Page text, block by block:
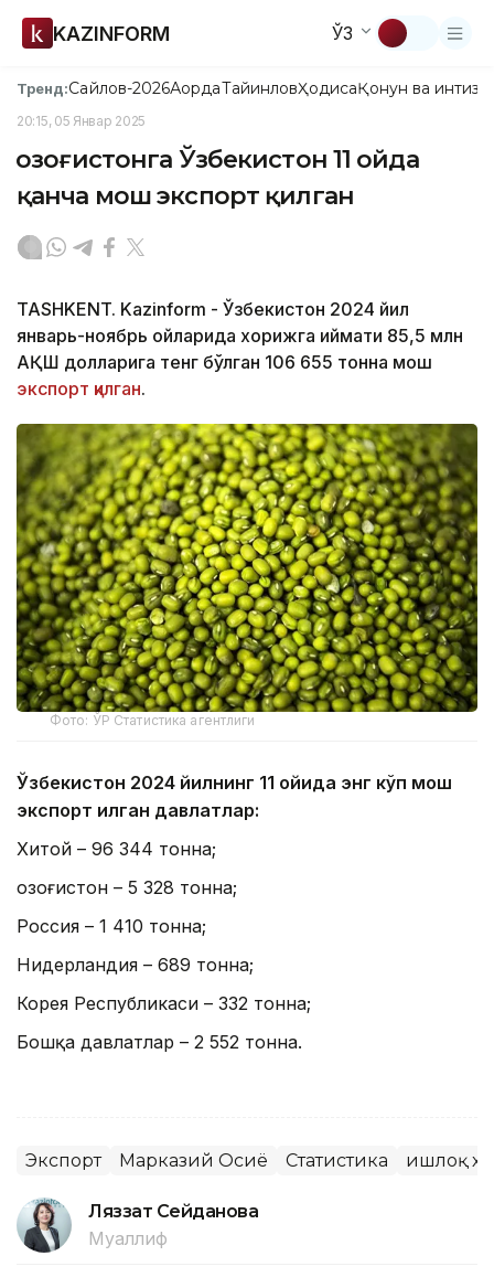
KAZINFORM ЎЗ
Тренд:Сайлов-2026АқордаТайинловҲодисаҚонун ва
20:15, 05 Январ 2025
Қозоғистонга Ўзбекистон 11 ойда
қанча мош экспорт қилган
TASHKENT. Kazinform - Ўзбекистон 2024 йил
январь-ноябрь ойларида хорижга қиймати 85,5 млн
АҚШ долларига тенг бўлган 106 655 тонна мош
экспорт қилган.
Фото: ЎР Статистика агентлиги
Ўзбекистон 2024 йилнинг 11 ойида энг кўп мош
экспорт қилган давлатлар:
Хитой – 96 344 тонна;
Қозоғистон – 5 328 тонна;
Россия – 1 410 тонна;
Нидерландия – 689 тонна;
Корея Республикаси – 332 тонна;
Бошқа давлатлар – 2 552 тонна.
Экспорт Марказий Осиё Статистика Қишлоқ
Ляззат Сейданова
Муаллиф